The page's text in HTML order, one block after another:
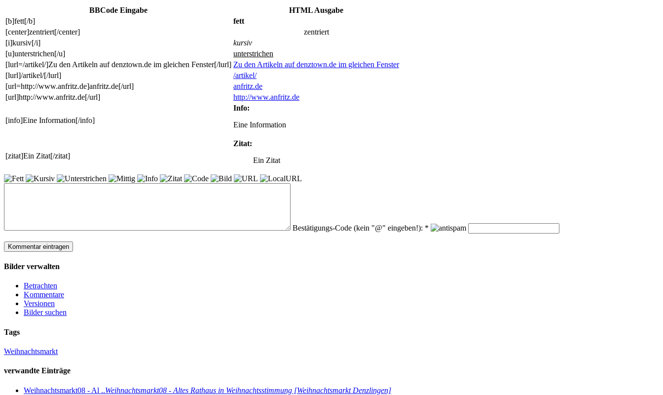
BBCode Eingabe
HTML Ausgabe
[b]fett[/b]
fett
[center]zentriert[/center]
zentriert
[i]kursiv[/i]
kursiv
[u]unterstrichen[/u]
unterstrichen
[lurl=/artikel/]Zu den Artikeln auf denztown.de im gleichen Fenster[/lurl] Zu den Artikeln auf denztown.de im gleichen Fenster
[lurl]/artikel/[/lurl]
/artikel/
[url=http://www.anfritz.de]anfritz.de[/url]
anfritz.de
[url]http://www.anfritz.de[/url]
http://www.anfritz.de
[info]Eine Information[/info]
Info:
Eine Information
[zitat]Ein Zitat[/zitat]
Zitat:
Ein Zitat
Bestätigungs-Code (kein "@" eingeben!): *
Bilder verwalten
Betrachten
Kommentare
Versionen
Bilder suchen
Tags
Weihnachtsmarkt
verwandte Einträge
Weihnachtsmarkt08 - Al ..Weihnachtsmarkt08 - Altes Rathaus in Weihnachtsstimmung [Weihnachtsmarkt Denzlingen]